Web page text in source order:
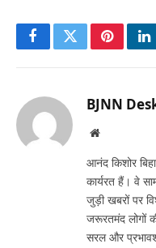
FacebookTwitterPinterest
BJNN
Website
आनंद किशोर
कार्यरत हैं। वे
जुड़ी खबरों पर
जरूरतमंद लोगों
सरल और